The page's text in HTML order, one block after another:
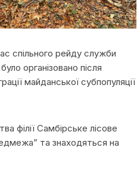
спільного рейду служби
організовано після
майданської субпопуляції
філії Самбірське лісове
та знаходяться на